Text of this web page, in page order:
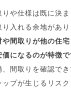
や仕様は既に決
り入れる余地があ
や間取りが他の住
になるのが特徴で
間取りを確認で
ップが生じるリス